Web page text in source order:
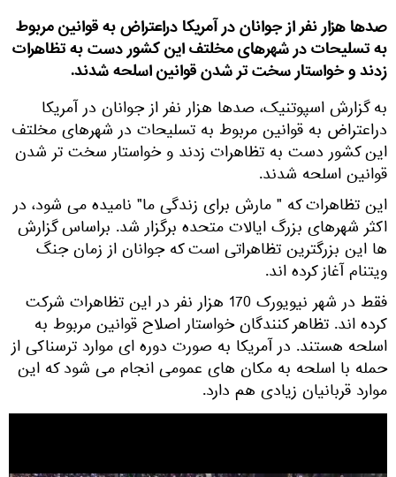
صدها هزار نفر از جوانان در آمریکا دراعتراض به قوانین مربوط
به تسلیحات در شهرهای مخلتف این کشور دست به تظاهرات
زدند و خواستار سخت تر شدن قوانین اسلحه شدند.
به گزارش اسپوتنیک، صدها هزار نفر از جوانان در آمریکا
دراعتراض به قوانین مربوط به تسلیحات در شهرهای مخلتف
این کشور دست به تظاهرات زدند و خواستار سخت تر شدن
قوانین اسلحه شدند.
این تظاهرات که " مارش برای زندگی ما" نامیده می شود، در
اکثر شهرهای بزرگ ایالات متحده برگزار شد. براساس گزارش
ها این بزرگترین تظاهراتی است که جوانان از زمان جنگ
ویتنام آغاز کرده اند.
فقط در شهر نیویورک 170 هزار نفر در این تظاهرات شرکت
کرده اند. تظاهر کنندگان خواستار اصلاح قوانین مربوط به
اسلحه هستند. در آمریکا به صورت دوره ای موارد ترسناکی از
حمله با اسلحه به مکان های عمومی انجام می شود که این
موارد قربانیان زیادی هم دارد.